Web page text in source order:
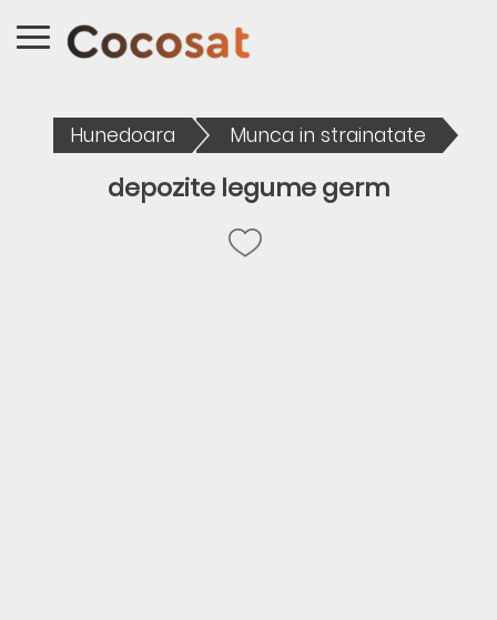
Hunedoara Munca in strainatate
depozite legume germ